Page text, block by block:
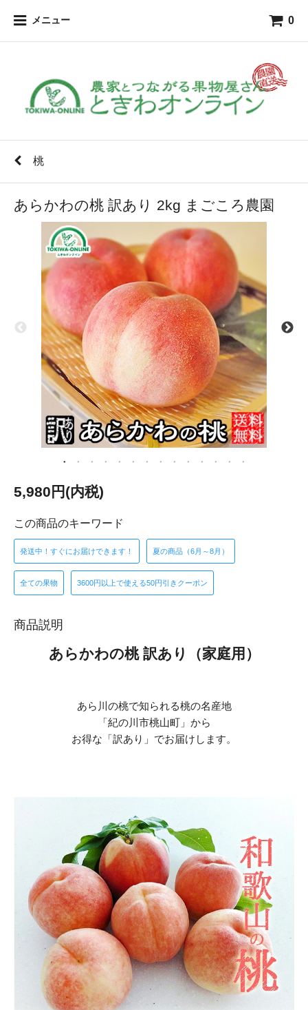
メニュー 0
桃
あらかわの桃 訳あり 2kg まごころ農園
5,980円(内税)
この商品のキーワード
発送中！すぐにお届けできます！ 夏の商品（6月～8月）
全ての果物 3600円以上で使える50円引きクーポン
商品説明
あらかわの桃 訳あり（家庭用）
あら川の桃で知られる桃の名産地
「紀の川市桃山町」から
お得な「訳あり」でお届けします。